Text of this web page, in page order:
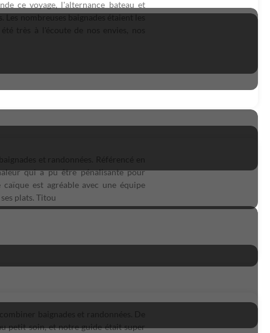
ce voyage, l'alternance bateau et
qui a pu être pénalisante pour
est agréable avec une équipe
plats. Titou
petit soin, et notre guide était super